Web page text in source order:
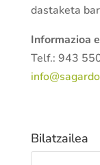
dastaketa
Informazioa
Telf.: 943
Bilatzailea